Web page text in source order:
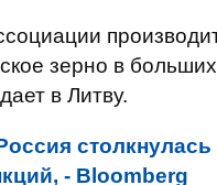
зерно в
в Литву.
- Bloomberg